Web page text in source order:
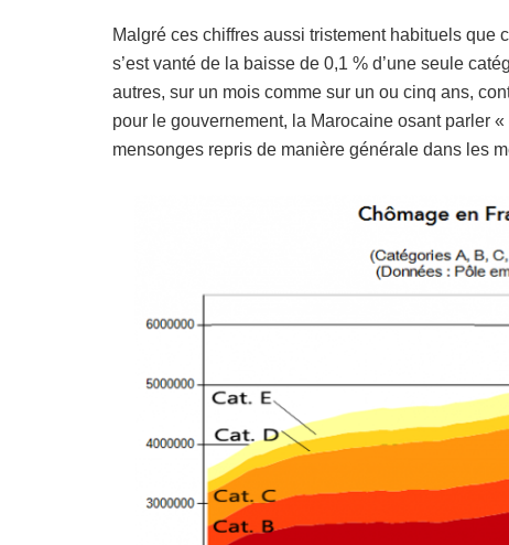
Malgré ces chiffres aussi tristement habituels
s’est vanté de la baisse de 0,1 % d’une seule
autres, sur un mois comme sur un ou cinq ans,
pour le gouvernement, la Marocaine osant parler
mensonges repris de manière générale dans les